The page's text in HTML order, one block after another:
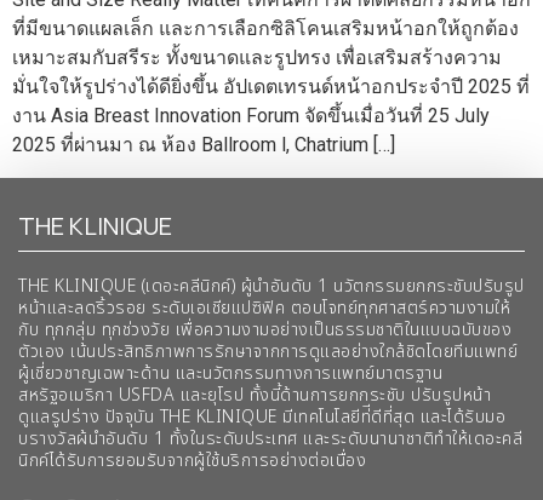
ที่มีขนาดแผลเล็ก และการเลือกซิลิโคนเสริมหน้าอกให้ถูกต้อง
เหมาะสมกับสรีระ ทั้งขนาดและรูปทรง เพื่อเสริมสร้างความ
มั่นใจให้รูปร่างได้ดียิ่งขึ้น อัปเดตเทรนด์หน้าอกประจำปี 2025 ที่
งาน Asia Breast Innovation Forum จัดขึ้นเมื่อวันที่ 25 July
2025 ที่ผ่านมา ณ ห้อง Ballroom l, Chatrium […]
THE KLINIQUE
THE KLINIQUE (เดอะคลีนิกค์) ผู้นำอันดับ 1 นวัตกรรมยกกระชับปรับรูป
หน้าและลดริ้วรอย ระดับเอเชียแปซิฟิค ตอบโจทย์ทุกศาสตร์ความงามให้
กับ ทุกกลุ่ม ทุกช่วงวัย เพื่อความงามอย่างเป็นธรรมชาติในแบบฉบับของ
ตัวเอง เน้นประสิทธิภาพการรักษาจากการดูแลอย่างใกล้ชิดโดยทีมแพทย์
ผู้เชี่ยวชาญเฉพาะด้าน และนวัตกรรมทางการแพทย์มาตรฐาน
สหรัฐอเมริกา USFDA และยุโรป ทั้งนี้ด้านการยกกระชับ ปรับรูปหน้า
ดูแลรูปร่าง ปัจจุบัน THE KLINIQUE มีเทคโนโลยีท่ีดีที่สุด และได้รับมอ
บรางวัลผ้นำอันดับ 1 ทั้งในระดับประเทศ และระดับนานาชาติทําให้เดอะคลี
นิกค์ได้รับการยอมรับจากผู้ใช้บริการอย่างต่อเนื่อง